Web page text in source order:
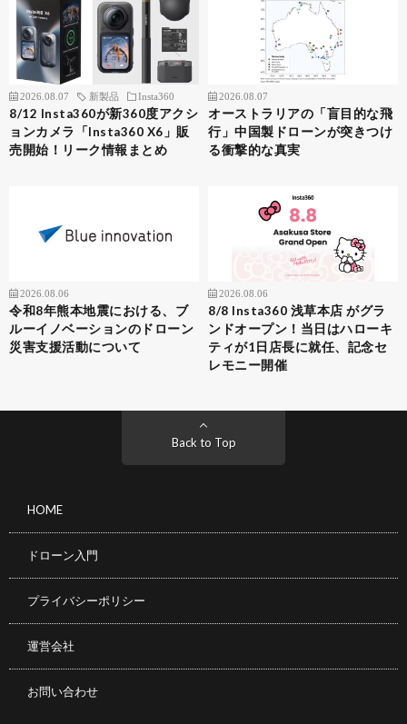
2026.08.07 新製品 Insta360
8/12 Insta360が新360度アクシ
ョンカメラ「Insta360 X6」販
売開始！リーク情報まとめ
2026.08.07
オーストラリアの「盲目的な飛
行」中国製ドローンが突きつけ
る衝撃的な真実
2026.08.06
令和8年熊本地震における、ブ
ルーイノベーションのドローン
災害支援活動について
2026.08.06
8/8 Insta360 浅草本店 がグラ
ンドオープン！当日はハローキ
ティが1日店長に就任、記念セ
レモニー開催
Back to Top
HOME
ドローン入門
プライバシーポリシー
運営会社
お問い合わせ